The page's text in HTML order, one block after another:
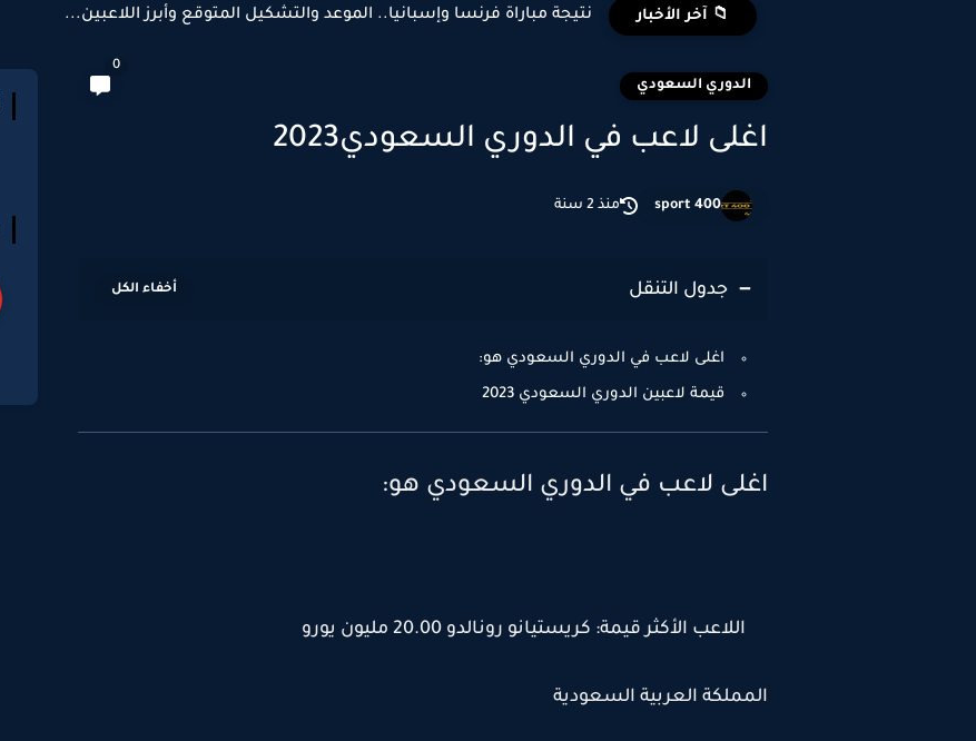
📁 آخر الأخبار نتيجة مباراة فرنسا وإسبانيا.. الموعد والتشكيل المتوقع وأبرز اللاعبين...
الدوري السعودي
0
اغلى لاعب في الدوري السعودي2023
sport 400 منذ 2 سنة
جدول التنقل
اغلى لاعب في الدوري السعودي هو:
قيمة لاعبين الدوري السعودي 2023
اغلى لاعب في الدوري السعودي هو:
اللاعب الأكثر قيمة: كريستيانو رونالدو 20.00 مليون يورو
المملكة العربية السعودية